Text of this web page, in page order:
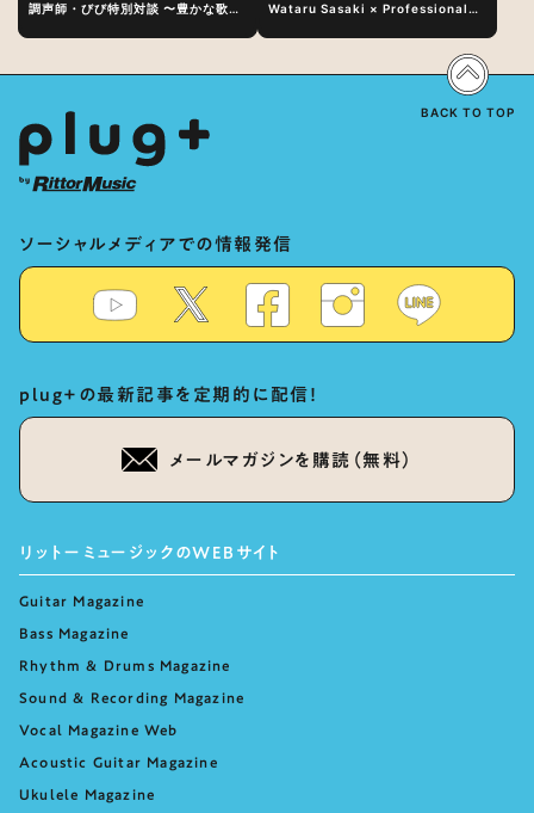
調声師・びび特別対談 〜豊かな歌声
Wataru Sasaki × Professional
Vocal Expression Lies in “Love
for the singing characters” and
ソーシャルメディアでの情報発信
plug+の最新記事を定期的に配信！
メールマガジンを購読（無料）
リットーミュージックのWEBサイト
Guitar Magazine
Bass Magazine
Rhythm & Drums Magazine
Sound & Recording Magazine
Vocal Magazine Web
Acoustic Guitar Magazine
Ukulele Magazine
BACK TO TOP